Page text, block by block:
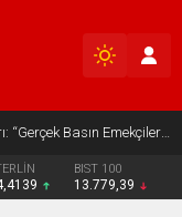
Batman Basın Derneği’nden Çağrı: “Gerçek Basın Emekçileri Desteklenmeli”
BIST 100
13.779,39